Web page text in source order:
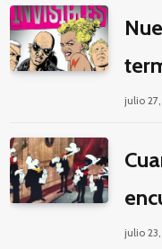
la
julio
julio